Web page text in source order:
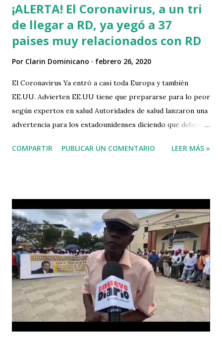
¡ALERTA! El Coronavirus, a un tri
de llegar a RD, ya yegó a 37
paises muy relacionados con RD
Por Clarin Dominicano febrero 26, 2020
El Coronavirus Ya entró a casi toda Europa y también
EE.UU. Advierten EE.UU tiene que prepararse para lo peor
según expertos en salud Autoridades de salud lanzaron una
advertencia para los estadounidenses diciendo que deben
coronavirus.
COMPARTIR PUBLICAR UN COMENTARIO LEER MÁS »